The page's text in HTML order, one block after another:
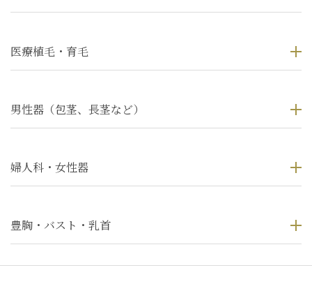
医療植毛・育毛
男性器（包茎、長茎など）
婦人科・女性器
豊胸・バスト・乳首